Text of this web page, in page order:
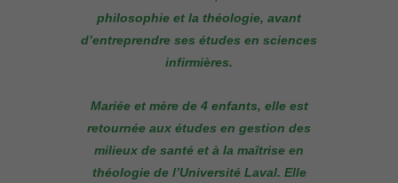
philosophie et la théologie, avant
d’entreprendre ses études en sciences
infirmières.
Mariée et mère de 4 enfants, elle est
retournée aux études en gestion des
milieux de santé et à la maîtrise en
théologie de l’Université Laval. Elle